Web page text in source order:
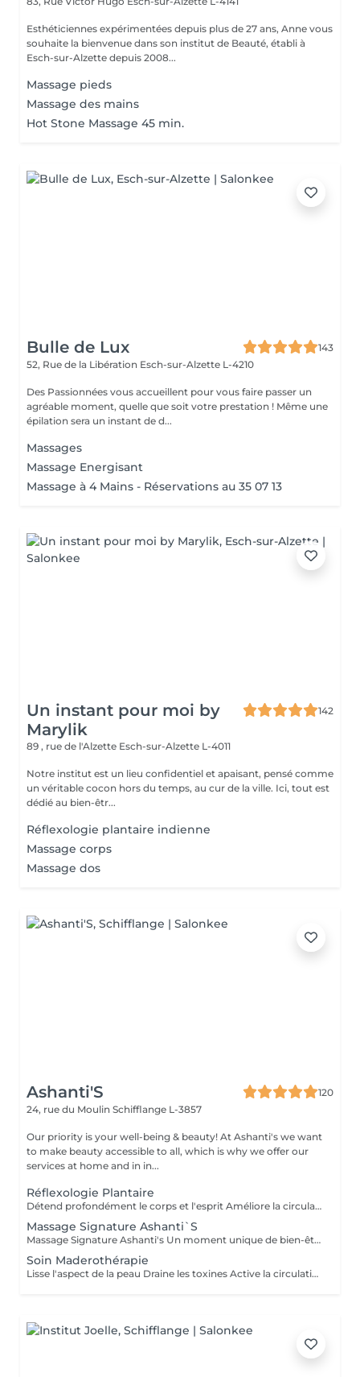
Esthéticiennes expérimentées depuis plus de 27 ans, Anne vous
souhaite la bienvenue dans son institut de Beauté, établi à
Esch-sur-Alzette depuis 2008...
Massage pieds
Massage des mains
Hot Stone Massage 45 min.
Bulle de Lux
143
52, Rue de la Libération Esch-sur-Alzette L-4210
Des Passionnées vous accueillent pour vous faire passer un
agréable moment, quelle que soit votre prestation ! Même une
épilation sera un instant de d...
Massages
Massage Energisant
Massage à 4 Mains - Réservations au 35 07 13
Un instant pour moi by
Marylik
142
89 , rue de l'Alzette Esch-sur-Alzette L-4011
Notre institut est un lieu confidentiel et apaisant, pensé comme
un véritable cocon hors du temps, au cur de la ville. Ici, tout est
dédié au bien-êtr...
Réflexologie plantaire indienne
Massage corps
Massage dos
Ashanti'S
120
24, rue du Moulin Schifflange L-3857
Our priority is your well-being & beauty! At Ashanti's we want
to make beauty accessible to all, which is why we offer our
services at home and in in...
Réflexologie Plantaire
Détend profondément le corps et l'esprit Améliore la circulation sanguine et lymphatique Aide à éliminer les tensions et les blocages énergétiques Renforce le système immunitaire Idéal pour : se ressourcer, apaiser le mental et réharmoniser le corps naturellement
Massage Signature Ashanti`S
Massage Signature Ashanti's Un moment unique de bien-être, entièrement personnalisé selon vos besoins. Notre praticienne se tient au plus proche du client, à l'écoute de chaque tension et chaque zone sensible. Ce massage est conçu pour identifier et libérer les points de tension sur le corps, favoriser la relaxation profonde et rétablir l'harmonie physique et mentale. Caractéristiques : Approche sur-mesure selon votre état et vos besoins Techniques combinées pour soulager les tensions musculaires Accent sur les points de stress et zones sensibles Relaxation totale et sensation de légèreté après la séance Résultat : un corps détendu, revitalisé et une sensation de sérénité durable
Soin Maderothérapie
Lisse l'aspect de la peau Draine les toxines Active la circulation lymphatique Tonifie et redessine les contours du corps